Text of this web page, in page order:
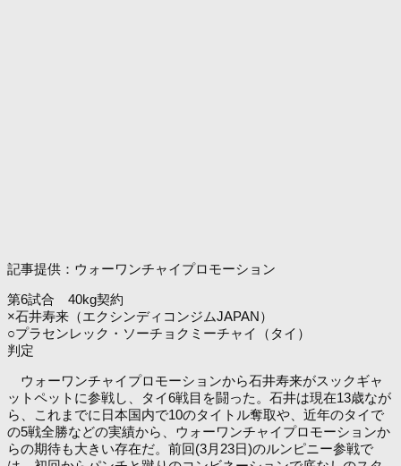
記事提供：ウォーワンチャイプロモーション
第6試合 40kg契約
×石井寿来（エクシンディコンジムJAPAN）
○プラセンレック・ソーチョクミーチャイ（タイ）
判定
ウォーワンチャイプロモーションから石井寿来がスックギャ
ットペットに参戦し、タイ6戦目を闘った。石井は現在13歳なが
ら、これまでに日本国内で10のタイトル奪取や、近年のタイで
の5戦全勝などの実績から、ウォーワンチャイプロモーションか
らの期待も大きい存在だ。前回(3月23日)のルンピニー参戦で